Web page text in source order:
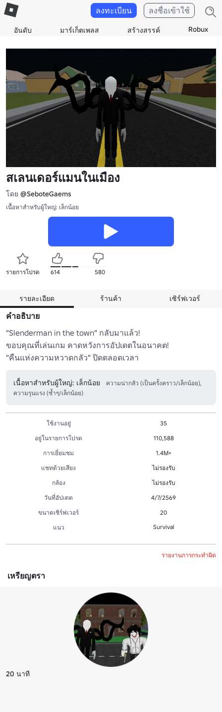
อันดับ มาร์เก็ตเพลส สร้างสรรค์ Robux
ลงทะเบียน ลงชื่อเข้าใช้
สเลนเดอร์แมนในเมือง
โดย @SeboteGaems
เนื้อหาสำหรับผู้ใหญ่: เล็กน้อย
รายการโปรด 614 580
รายละเอียด ร้านค้า เซิร์ฟเวอร์
คำอธิบาย
"Slenderman in the town" กลับมาแล้ว!
ขอบคุณที่เล่นเกม คาดหวังการอัปเดตในอนาคต!
"คืนแห่งความหวาดกลัว" ปิดตลอดเวลา
เนื้อหาสำหรับผู้ใหญ่: เล็กน้อย
ความน่ากลัว (เป็นครั้งคราว/เล็กน้อย),
ความรุนแรง (ซ้ำๆ/เล็กน้อย)
ใช้งานอยู่
35
อยู่ในรายการโปรด
110,588
การเยี่ยมชม
1.4M+
แชทด้วยเสียง
ไม่รองรับ
กล้อง
ไม่รองรับ
วันที่อัปเดต
4/7/2569
ขนาดเซิร์ฟเวอร์
20
แนว
Survival
รายงานการกระทำผิด
เหรียญตรา
20 นาที